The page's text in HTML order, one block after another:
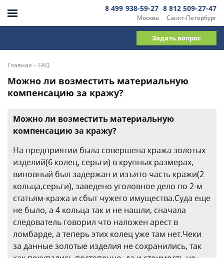
Москва
8 499 938-59-27
Санкт-Петербург
8 812 509-27-47
Задать вопрос
Главная - FAQ
Можно ли возместить материальную
компенсацию за кражу?
Можно ли возместить материальную
компенсацию за кражу?
На предприятии была совершена кража золотых
изделий(6 колец, серьги) в крупных размерах,
виновный был задержан и изъято часть кражи(2
кольца,серьги), заведено уголовное дело по 2-м
статьям-кража и сбыт чужего имущества.Суда еще
не было, а 4 кольца так и не нашли, сначала
следователь говорил что наложен арест в
ломбарде, а теперь этих колец уже там нет.Чеки
за данные золотые изделия не сохранились, так